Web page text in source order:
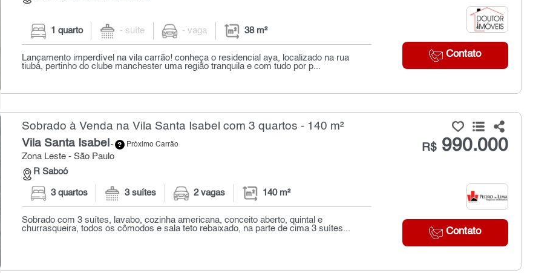
Contato
1 quarto - suíte - vaga 38 m²
Lançamento imperdível na vila carrão! conheça o residencial aya, localizado na rua
tiubá, pertinho do clube manchester uma região tranquila e com tudo por p...
Sobrado à Venda na Vila Santa Isabel com 3 quartos - 140 m²
Vila Santa Isabel - Próximo Carrão
Zona Leste - São Paulo
R Saboó
R$990.000
Contato
3 quartos 3 suítes 2 vagas 140 m²
Sobrado com 3 suítes, lavabo, cozinha americana, conceito aberto, quintal e
churrasqueira, todos os cômodos e sala teto rebaixado, na parte de cima 3 suítes...